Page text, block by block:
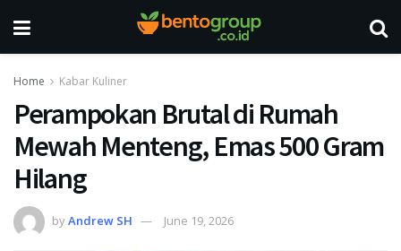
Home Kabar Kuliner
Perampokan Brutal di Rumah
Mewah Menteng, Emas 500 Gram
Hilang
byAndrew SH June 19, 2026